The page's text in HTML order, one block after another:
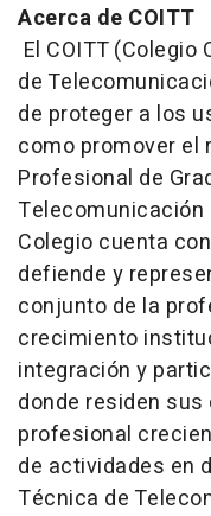
Acerca de COITT
El COITT
de
de proteger a los
como promover
Profesional de
Telecomunicación
Colegio cuenta
defiende y
conjunto de la
crecimiento
integración y
donde residen
profesional
de actividades en
Técnica de